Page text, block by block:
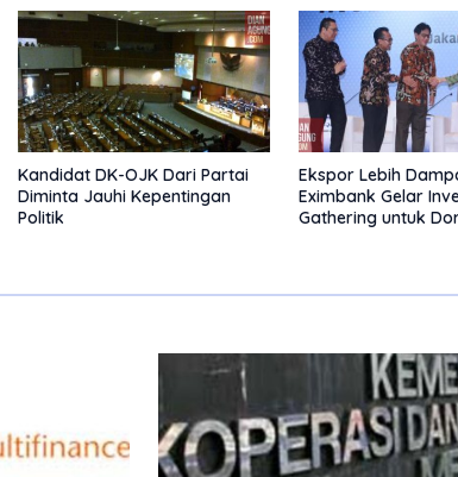
Kandidat DK-OJK Dari Partai
Diminta Jauhi Kepentingan
Politik
Ekspor Lebih
Eximbank Gelar
Gathering untuk